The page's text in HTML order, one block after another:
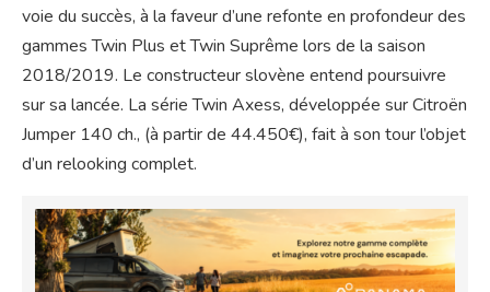
voie du succès, à la faveur d’une refonte en profondeur des
gammes Twin Plus et Twin Suprême lors de la saison
2018/2019. Le constructeur slovène entend poursuivre
sur sa lancée. La série Twin Axess, développée sur Citroën
Jumper 140 ch., (à partir de 44.450€), fait à son tour l’objet
d’un relooking complet.